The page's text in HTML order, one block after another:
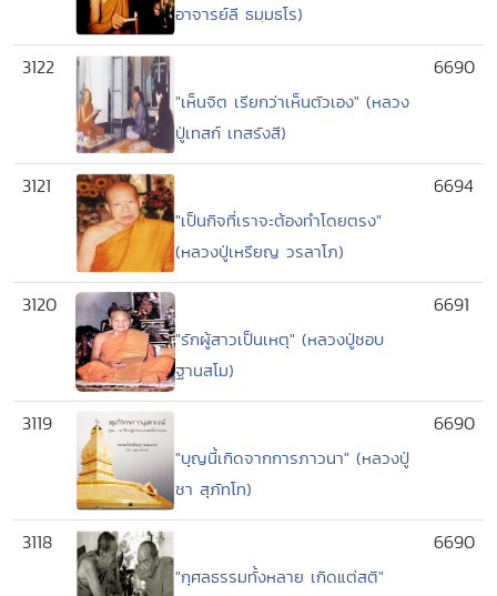
อาจารย์ลี ธมฺมธโร)
3122
"เห็นจิต เรียกว่าเห็นตัวเอง" (หลวง
ปู่เทสก์ เทสรังสี)
6690
3121
"เป็นกิจที่เราจะต้องทำโดยตรง"
(หลวงปู่เหรียญ วรลาโภ)
6694
3120
"รักผู้สาวเป็นเหตุ" (หลวงปู่ชอบ
ฐานสโม)
6691
3119
"บุญนี้เกิดจากการภาวนา" (หลวงปู่
ชา สุภัทโท)
6690
3118
"กุศลธรรมทั้งหลาย เกิดแต่สติ"
6690